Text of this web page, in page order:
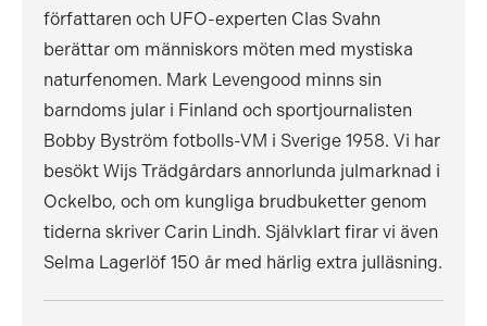
författaren och UFO-experten Clas Svahn
berättar om människors möten med mystiska
naturfenomen. Mark Levengood minns sin
barndoms jular i Finland och sportjournalisten
Bobby Byström fotbolls-VM i Sverige 1958. Vi har
besökt Wijs Trädgårdars annorlunda julmarknad i
Ockelbo, och om kungliga brudbuketter genom
tiderna skriver Carin Lindh. Självklart firar vi även
Selma Lagerlöf 150 år med härlig extra julläsning.